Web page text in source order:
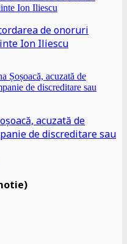
de onoruri
Ion Iliescu
acuzată de
de discreditare sau